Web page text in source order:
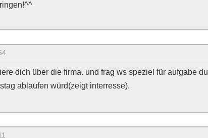
dich über die firma. und frag ws speziel für aufgabe du
ablaufen würd(zeigt interresse).